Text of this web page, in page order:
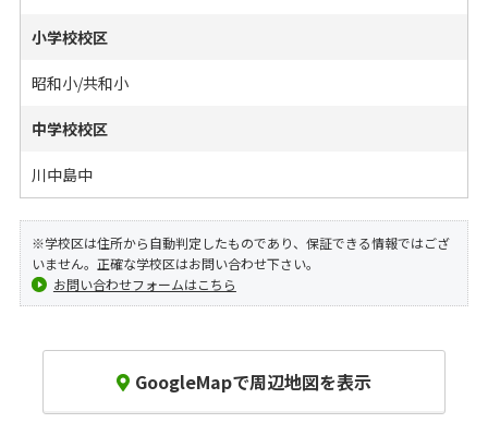
小学校校区
昭和小/共和小
中学校校区
川中島中
※学校区は住所から自動判定したものであり、保証できる情報ではござ
いません。正確な学校区はお問い合わせ下さい。
お問い合わせフォームはこちら
GoogleMapで周辺地図を表示